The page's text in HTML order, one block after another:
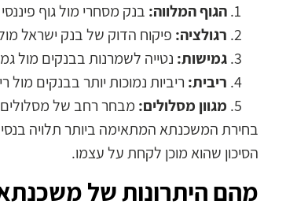
הגוף המלווה: בנק מסחרי מול גוף
רגולציה: פיקוח הדוק של בנק ישראל
גמישות: נטייה לשמרנות בבנקים מול
ריבית: ריביות נמוכות יותר בבנקים מול
מגוון מסלולים: מבחר רחב של מסלולים
בחירת המשכנתא המתאימה ביותר תלויה
הסיכון שהוא מוכן לקחת על עצמו.
מהם היתרונות של